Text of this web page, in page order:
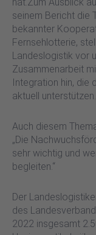
seinem Bericht die
bekannter
Fernsehlotterie,
Landeslogistik vor
Zusammenarbeit
Integration hin, die
aktuell unterstützen.
Auch diesem
„Die
sehr wichtig und
begleiten.“
Der
des
2022 insgesamt